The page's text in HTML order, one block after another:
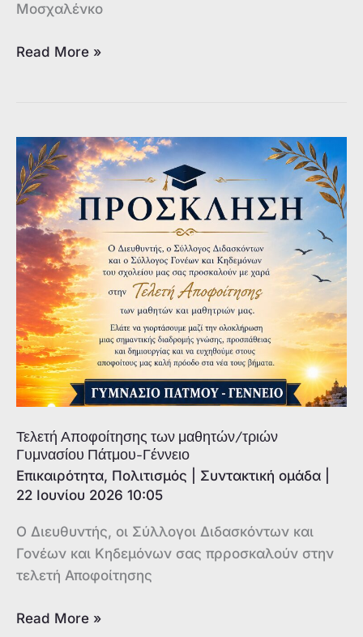
Μοσχαλένκο
Πανελλήνιο
Κ16.
Συμμετείχε
ο
Γ.Σ.
ΣΤΑΔΙΟΝ
με
εξαιρετική
επιτυχία
Read More »
Τελετή Αποφοίτησης των μαθητών/τριών
Γυμνασίου Πάτμου-Γέννειο
Επικαιρότητα, Πολιτισμός Συντακτική ομάδα
22 Ιουνίου 2026 10:05
Ο Διευθυντής, οι Σύλλογοι Διδασκόντων και
Γονέων και Κηδεμόνων σας πρροσκαλούν στην
τελετή Αποφοίτησης
Τελετή
Read More »